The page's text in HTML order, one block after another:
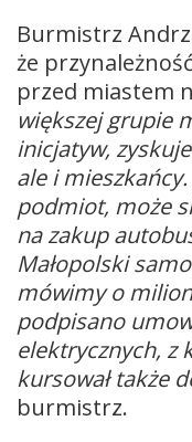
Burmistrz
że
przed miastem
większej grupie
inicjatyw,
ale i
podmiot, może
na zakup
Małopolski
mówimy o
podpisano
elektrycznych, z
kursował także
burmistrz.